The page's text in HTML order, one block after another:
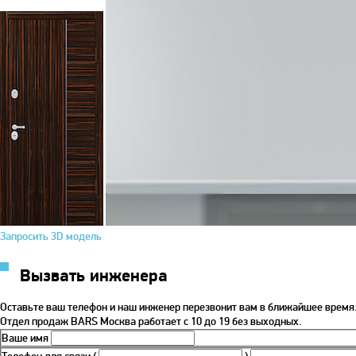
Запросить 3D модель
Вызвать инженера
Оставьте ваш телефон и наш инженер перезвонит вам в ближайшее
Отдел продаж BARS Москва работает с 10 до 19 без выходных.
Ваше имя